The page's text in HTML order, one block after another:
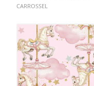
CARROSSEL